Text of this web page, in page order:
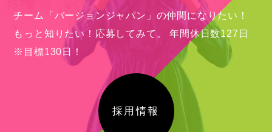
チーム「バージョンジャパン」の仲間になりたい！
もっと知りたい！応募してみて。
年間休日数127日
※目標130日！
採用情報